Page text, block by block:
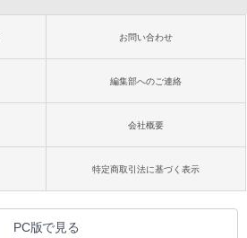
お問い合わせ
編集部へのご連絡
会社概要
特定商取引法に基づく表示
PC版で見る